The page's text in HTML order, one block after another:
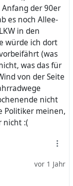
der 90er
es noch Allee-
in den
würde ich dort
(was
was das für
von der Seite
nicht
Politiker meinen,
nicht :(
vor 1 Jahr